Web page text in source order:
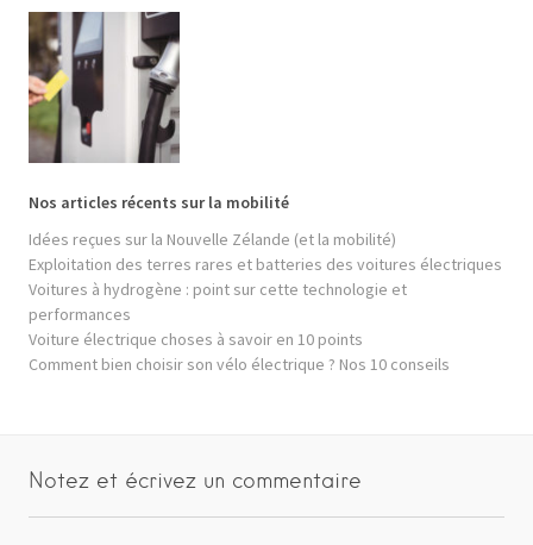
Nos articles récents sur la mobilité
Idées reçues sur la Nouvelle Zélande (et la mobilité)
Exploitation des terres rares et batteries des voitures électriques
Voitures à hydrogène : point sur cette technologie et
performances
Voiture électrique choses à savoir en 10 points
Comment bien choisir son vélo électrique ? Nos 10 conseils
Notez et écrivez un commentaire